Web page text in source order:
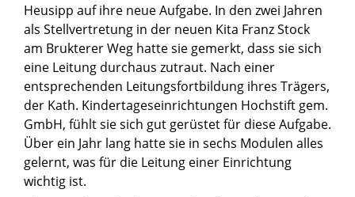
Heusipp auf ihre neue Aufgabe. In den zwei Jahren
als Stellvertretung in der neuen Kita Franz Stock
am Brukterer Weg hatte sie gemerkt, dass sie sich
eine Leitung durchaus zutraut. Nach einer
entsprechenden Leitungsfortbildung ihres Trägers,
der Kath. Kindertageseinrichtungen Hochstift gem.
GmbH, fühlt sie sich gut gerüstet für diese Aufgabe.
Über ein Jahr lang hatte sie in sechs Modulen alles
gelernt, was für die Leitung einer Einrichtung
wichtig ist.